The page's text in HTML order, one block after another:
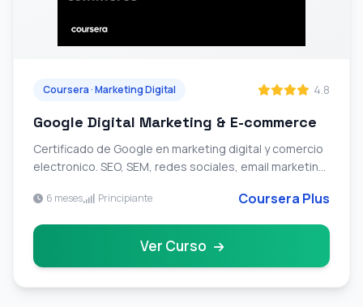
Coursera · Marketing Digital 4.8
Google Digital Marketing & E-commerce
Certificado de Google en marketing digital y comercio
electronico. SEO, SEM, redes sociales, email marketing,
6 meses Principiante Coursera Plus
Ver Curso